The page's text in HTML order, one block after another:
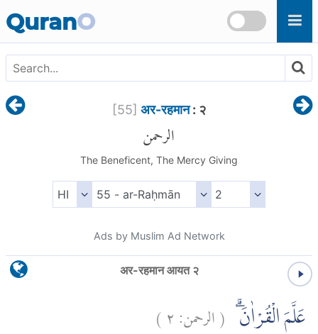
QuranO
[55] अर-रहमान: २
الرحمن
The Beneficent, The Mercy Giving
Ads by Muslim Ad Network
अर-रहमान आयत २
عَلَّمَ الْقُرْاٰنَۗ (الرحمن:٢)